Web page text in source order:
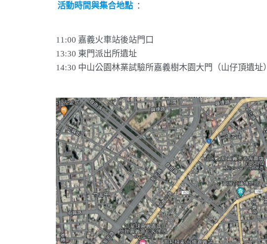
活動時間與集合地點 ：
11:00 嘉義火車站後站門口
13:30 東門派出所遺址
14:30 中山公園林業試驗所嘉義樹木園大門（山仔頂遺址）